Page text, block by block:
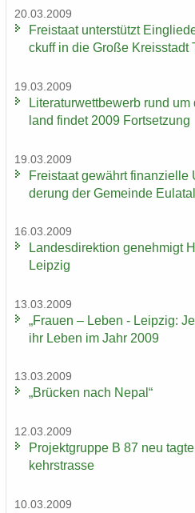
20.03.2009
Frei­staat un­ter­stützt
ckuff in die Große Kreis­stadt
19.03.2009
Li­te­ra­tur­wett­be­werb rund
land fin­det 2009 Fort­set­zung
19.03.2009
Frei­staat ge­währt
de­rung der Ge­mein­de
16.03.2009
Lan­des­di­rek­ti­on ge­neh­migt
Leip­zig
13.03.2009
„Frau­en – Leben - Leip­zig:
ihr Leben im Jahr 2009
13.03.2009
„Brü­cken nach Nepal“
12.03.2009
Pro­jekt­grup­pe B 87 neu
kehrs­tras­se
10.03.2009